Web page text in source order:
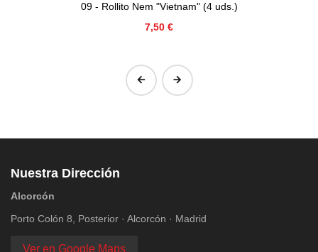
09 - Rollito Nem "Vietnam" (4 uds.)
Precio
7,50 €
Nuestra Dirección
Alcorcón
Porto Colón 8, Posterior · Alcorcón · Madrid
Ver en Google Maps